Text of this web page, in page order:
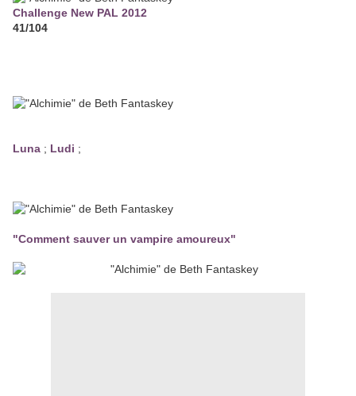
Challenge New PAL 2012
41/104
Luna ; Ludi ;
"Comment sauver un vampire amoureux"